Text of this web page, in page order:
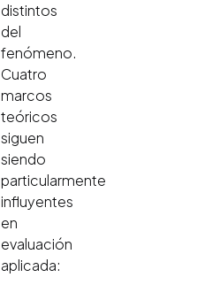
distintos
del
fenómeno.
Cuatro
marcos
teóricos
siguen
siendo
particularmente
influyentes
en
evaluación
aplicada: